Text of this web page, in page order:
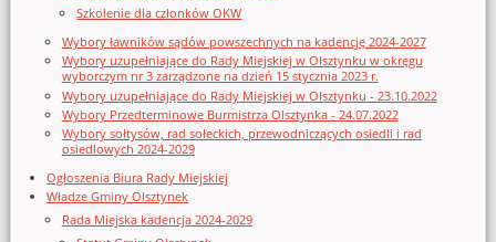
Szkolenie dla członków OKW
Wybory ławników sądów powszechnych na kadencję 2024-2027
Wybory uzupełniające do Rady Miejskiej w Olsztynku w okręgu
wyborczym nr 3 zarządzone na dzień 15 stycznia 2023 r.
Wybory uzupełniające do Rady Miejskiej w Olsztynku - 23.10.2022
Wybory Przedterminowe Burmistrza Olsztynka - 24.07.2022
Wybory sołtysów, rad sołeckich, przewodniczących osiedli i rad
osiedlowych 2024-2029
Ogłoszenia Biura Rady Miejskiej
Władze Gminy Olsztynek
Rada Miejska kadencja 2024-2029